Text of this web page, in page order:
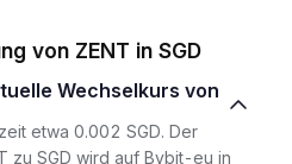
von ZENT in SGD
etwa 0.002 SGD. Der
zu SGD wird auf Bybit-eu in